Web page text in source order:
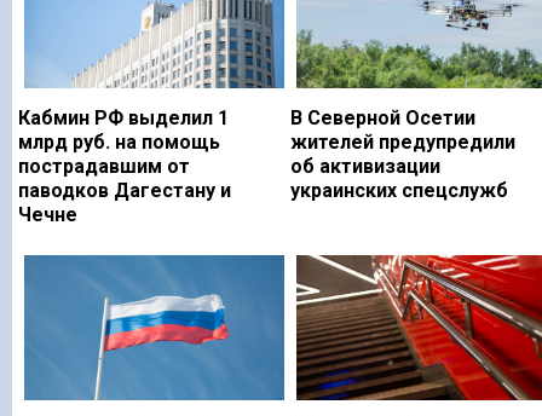
Кабмин РФ выделил 1
млрд руб. на помощь
пострадавшим от
паводков Дагестану и
Чечне
В Северной Осетии
жителей предупредили
об активизации
украинских спецслужб